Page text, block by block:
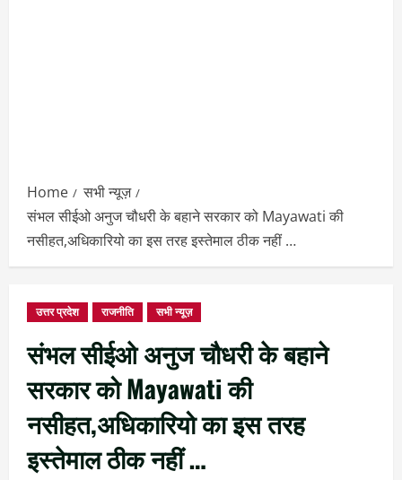
Home
सभी न्यूज़
संभल सीईओ अनुज चौधरी के बहाने सरकार को Mayawati की
नसीहत,अधिकारियो का इस तरह इस्तेमाल ठीक नहीं …
उत्तर प्रदेश राजनीति सभी न्यूज़
संभल सीईओ अनुज चौधरी के बहाने
सरकार को Mayawati की
नसीहत,अधिकारियो का इस तरह
इस्तेमाल ठीक नहीं …